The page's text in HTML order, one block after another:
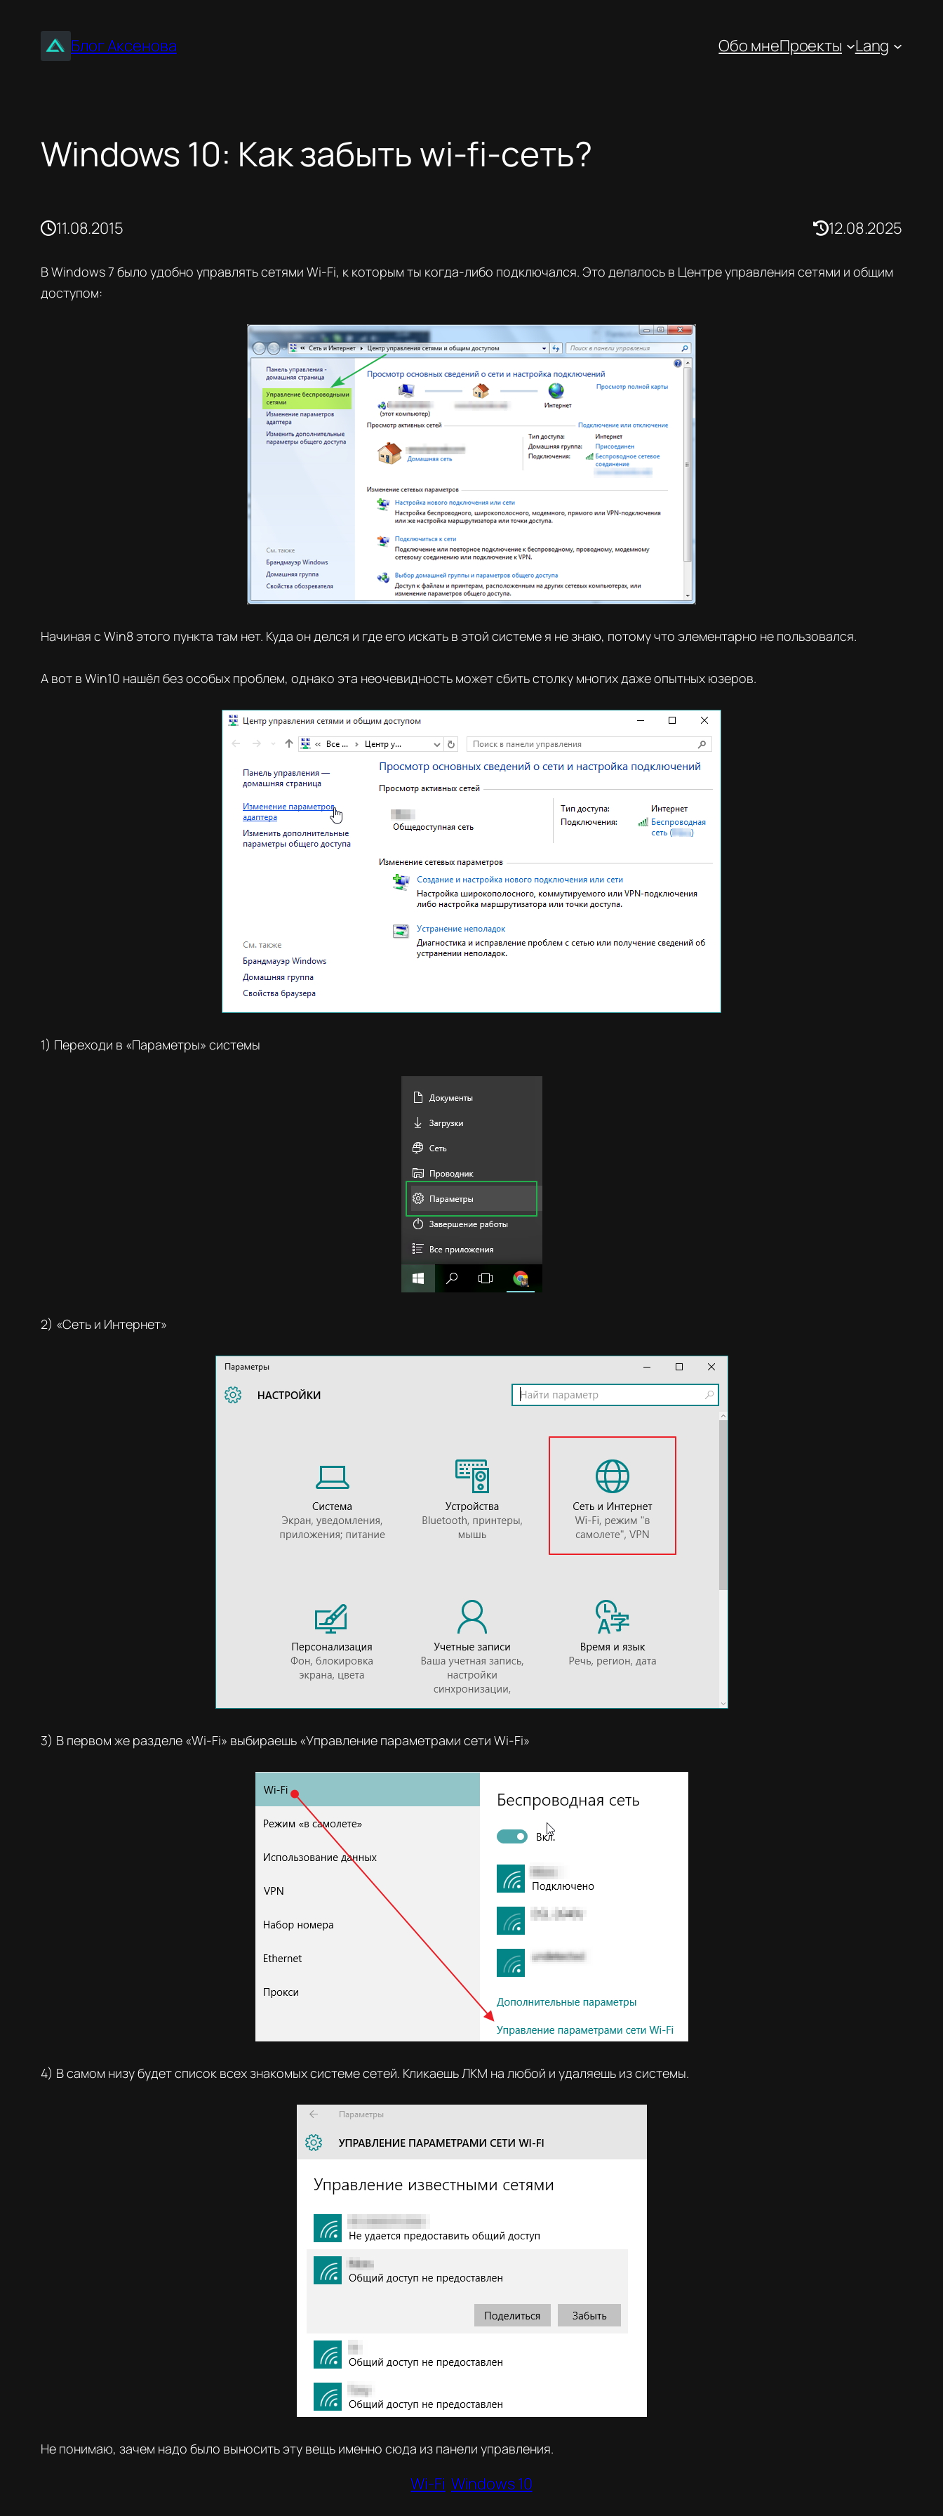
содержимому
Блог Аксенова Обо мнеПроекты Lang
Windows 10: Как забыть wi-fi-сеть?
11.08.2015 12.08.2025
В Windows 7 было удобно управлять сетями Wi-Fi, к которым ты когда-либо подключался. Это делалось в Центре управления сетями и общим
доступом:
Начиная с Win8 этого пункта там нет. Куда он делся и где его искать в этой системе я не знаю, потому что элементарно не пользовался.
А вот в Win10 нашёл без особых проблем, однако эта неочевидность может сбить столку многих даже опытных юзеров.
1) Переходи в «Параметры» системы
2) «Сеть и Интернет»
3) В первом же разделе «Wi-Fi» выбираешь «Управление параметрами сети Wi-Fi»
4) В самом низу будет список всех знакомых системе сетей. Кликаешь ЛКМ на любой и удаляешь из системы.
Не понимаю, зачем надо было выносить эту вещь именно сюда из панели управления.
Wi-Fi Windows 10